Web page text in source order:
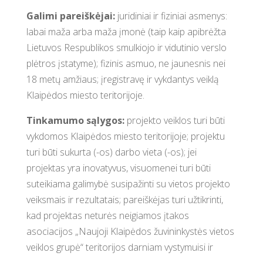
Galimi pareiškėjai:juridiniai ir fiziniai asmenys:
labai maža arba maža įmonė (taip kaip apibrėžta
Lietuvos Respublikos smulkiojo ir vidutinio verslo
plėtros įstatyme); fizinis asmuo, ne jaunesnis nei
18 metų amžiaus; įregistravę ir vykdantys veiklą
Klaipėdos miesto teritorijoje.
Tinkamumo sąlygos:projekto veiklos turi būti
vykdomos Klaipėdos miesto teritorijoje; projektu
turi būti sukurta (-os) darbo vieta (-os); jei
projektas yra inovatyvus, visuomenei turi būti
suteikiama galimybė susipažinti su vietos projekto
veiksmais ir rezultatais; pareiškėjas turi užtikrinti,
kad projektas neturės neigiamos įtakos
asociacijos „Naujoji Klaipėdos žuvininkystės vietos
veiklos grupė“ teritorijos darniam vystymuisi ir